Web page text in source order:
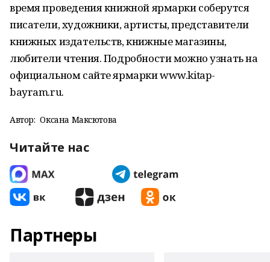
время проведения книжной ярмарки соберутся
писатели, художники, артисты, представители
книжных издательств, книжные магазины,
любители чтения. Подробности можно узнать на
официальном сайте ярмарки www.kitap-
bayram.ru.
Автор: Оксана Максютова
Читайте нас
Партнеры